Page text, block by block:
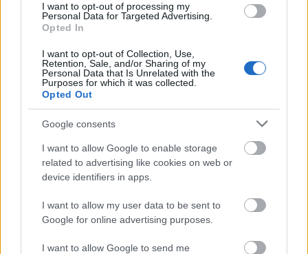
I want to opt-out of processing my
Personal Data for Targeted Advertising.
Opted In
I want to opt-out of Collection, Use,
Retention, Sale, and/or Sharing of my
Personal Data that Is Unrelated with the
Purposes for which it was collected.
Opted Out
Google consents
I want to allow Google to enable storage
related to advertising like cookies on web or
device identifiers in apps.
I want to allow my user data to be sent to
Google for online advertising purposes.
I want to allow Google to send me
ΔΙΑΒΑΖΟΝΤΑΙ ΤΩΡΑ
Οι μαμάκηδες του ζωδιακού: Αυτά τα ζώδια είναι